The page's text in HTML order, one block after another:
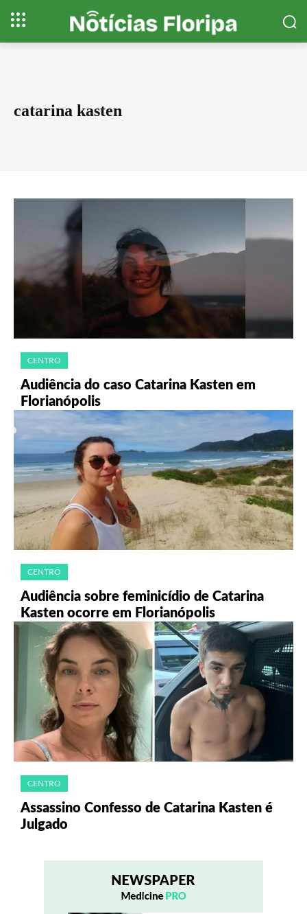
catarina kasten
CENTRO
Audiência do caso Catarina Kasten em
Florianópolis
CENTRO
Audiência sobre feminicídio de Catarina
Kasten ocorre em Florianópolis
CENTRO
Assassino Confesso de Catarina Kasten é
Julgado